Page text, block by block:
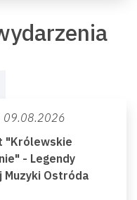
09.08.2026
"Królewskie
- Legendy
Muzyki Ostróda